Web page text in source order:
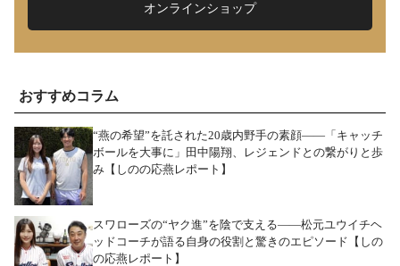
オンラインショップ
おすすめコラム
“燕の希望”を託された20歳内野手の素顔――「キャッチ
ボールを大事に」田中陽翔、レジェンドとの繋がりと歩
み【しのの応燕レポート】
スワローズの“ヤク進”を陰で支える――松元ユウイチヘ
ッドコーチが語る自身の役割と驚きのエピソード【しの
の応燕レポート】